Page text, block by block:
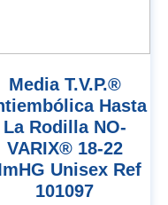
Media T.V.P.®
Hasta
La Rodilla NO-
VARIX® 18-22
Unisex Ref
101097